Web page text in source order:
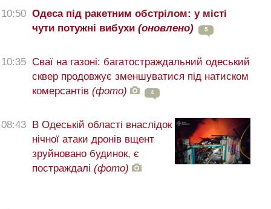
10:50 Одеса під ракетним обстрілом: у місті
чути потужні вибухи (оновлено) 5
10:35 Сваї на газоні: багатостраждальний одеський
сквер продовжує зменшуватися під натиском
комерсантів (фото) 4
08:43 В Одеській області внаслідок
нічної атаки дронів вщент
зруйновано будинок, є
постраждалі (фото)